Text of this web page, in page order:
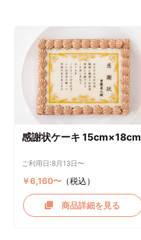
感謝状ケーキ 15cm×18cm
ご利用日:8月13日〜
￥6,160〜（税込）
商品詳細を見る